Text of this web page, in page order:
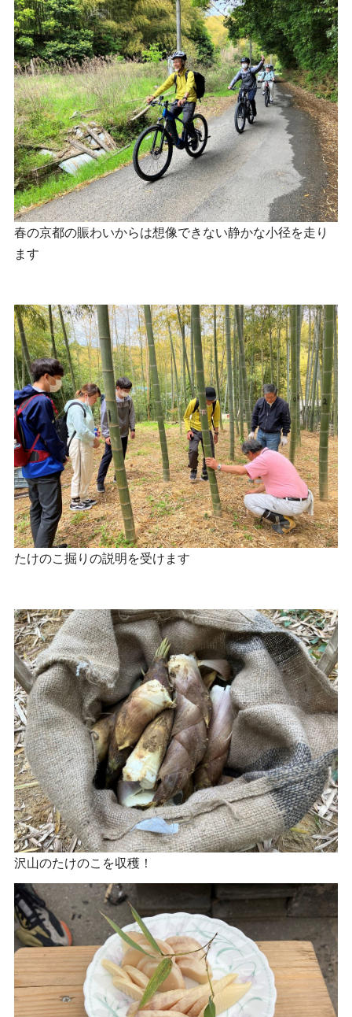
春の京都の賑わいからは想像できない静かな小径を走り
ます
たけのこ掘りの説明を受けます
沢山のたけのこを収穫！